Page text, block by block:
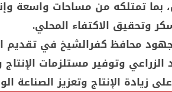
بما تمتلكه من مساحات واسعة
وتحقيق الاكتفاء المحلي.
محافظ كفرالشيخ في تقديم
الزراعي وتوفير مستلزمات
زيادة الإنتاج وتعزيز الصناعة